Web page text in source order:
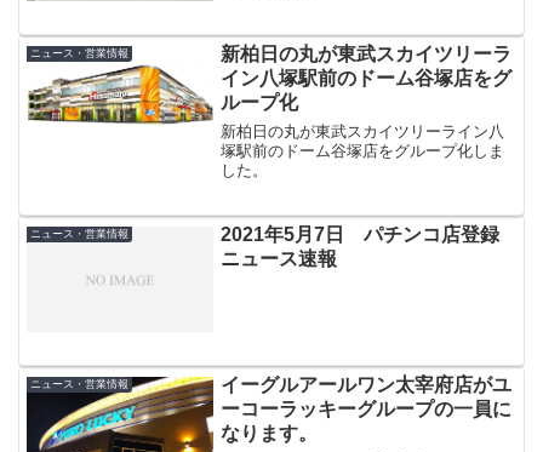
ニュース・営業情報
新柏日の丸が東武スカイツリーラ
イン八塚駅前のドーム谷塚店をグ
ループ化
新柏日の丸が東武スカイツリーライン八
塚駅前のドーム谷塚店をグループ化しま
した。
ニュース・営業情報
2021年5月7日 パチンコ店登録
ニュース速報
ニュース・営業情報
イーグルアールワン太宰府店がユ
ーコーラッキーグループの一員に
なります。